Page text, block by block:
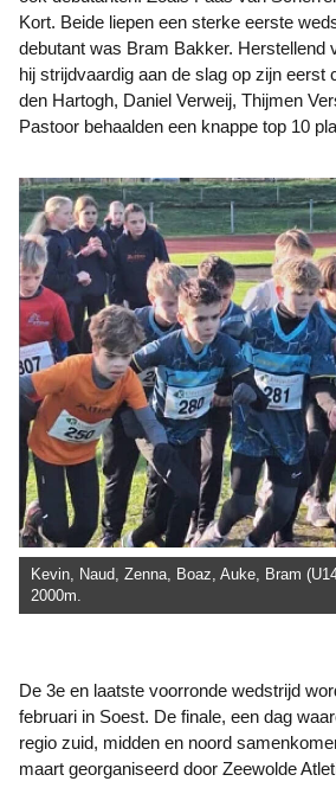
Kort. Beide liepen een sterke eerste
debutant was Bram Bakker. Herstellend
hij strijdvaardig aan de slag op zijn eerst
den Hartogh, Daniel Verweij, Thijmen
Pastoor behaalden een knappe top 10
Kevin, Naud, Zenna, Boaz, Auke, Bram
2000m.
De 3e en laatste voorronde wedstrijd
februari in Soest. De finale, een dag
regio zuid, midden en noord
maart georganiseerd door Zeewolde